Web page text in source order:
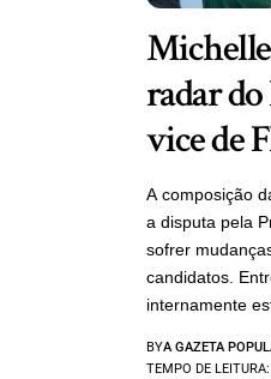
radar
vice de
A composição
a disputa pela
sofrer
candidatos.
internamente
BYA GAZETA
TEMPO DE